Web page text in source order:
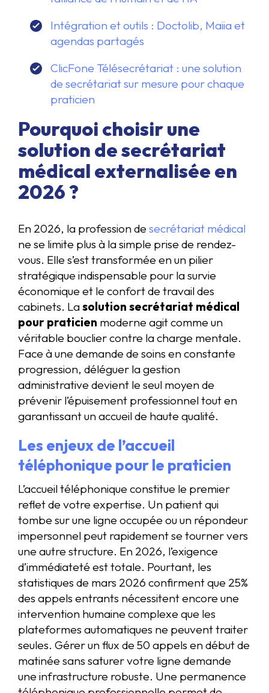
Intégration et outils : Doctolib, Maiia et
agendas partagés
ClicFone Télésecrétariat : une solution
de secrétariat sur mesure pour chaque
praticien
Pourquoi choisir une
solution de secrétariat
médical externalisée en
2026 ?
En 2026, la profession de secrétariat médical
ne se limite plus à la simple prise de rendez-
vous. Elle s’est transformée en un pilier
stratégique indispensable pour la survie
économique et le confort de travail des
cabinets. Lasolution secrétariat médical
pour praticien moderne agit comme un
véritable bouclier contre la charge mentale.
Face à une demande de soins en constante
progression, déléguer la gestion
administrative devient le seul moyen de
prévenir l’épuisement professionnel tout en
garantissant un accueil de haute qualité.
Les enjeux de l’accueil
téléphonique pour le praticien
L’accueil téléphonique constitue le premier
reflet de votre expertise. Un patient qui
tombe sur une ligne occupée ou un répondeur
impersonnel peut rapidement se tourner vers
une autre structure. En 2026, l’exigence
d’immédiateté est totale. Pourtant, les
statistiques de mars 2026 confirment que 25%
des appels entrants nécessitent encore une
intervention humaine complexe que les
plateformes automatiques ne peuvent traiter
seules. Gérer un flux de 50 appels en début de
matinée sans saturer votre ligne demande
une infrastructure robuste. Une permanence